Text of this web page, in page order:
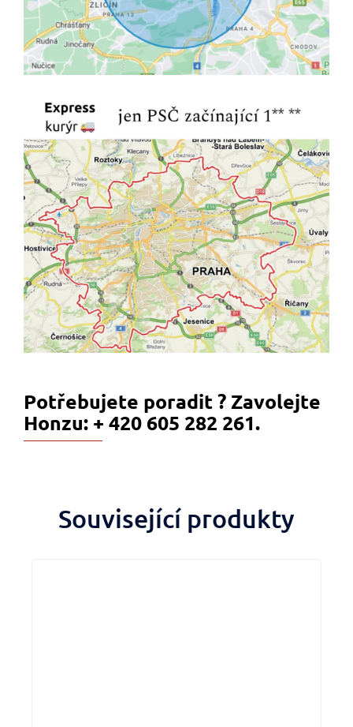
Související produkty
Potřebujete poradit ? Zavolejte
Honzu: + 420 605 282 261.